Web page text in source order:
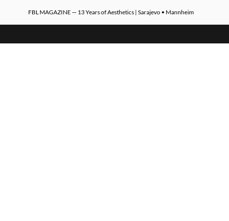
FBL MAGAZINE — 13 Years of Aesthetics | Sarajevo • Mannheim